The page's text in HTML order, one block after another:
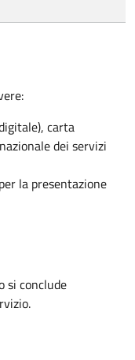
carta
dei servizi
la presentazione
si conclude